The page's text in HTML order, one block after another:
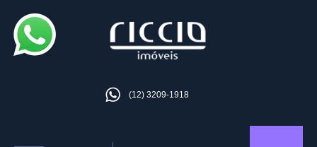
(12) 3209-1918